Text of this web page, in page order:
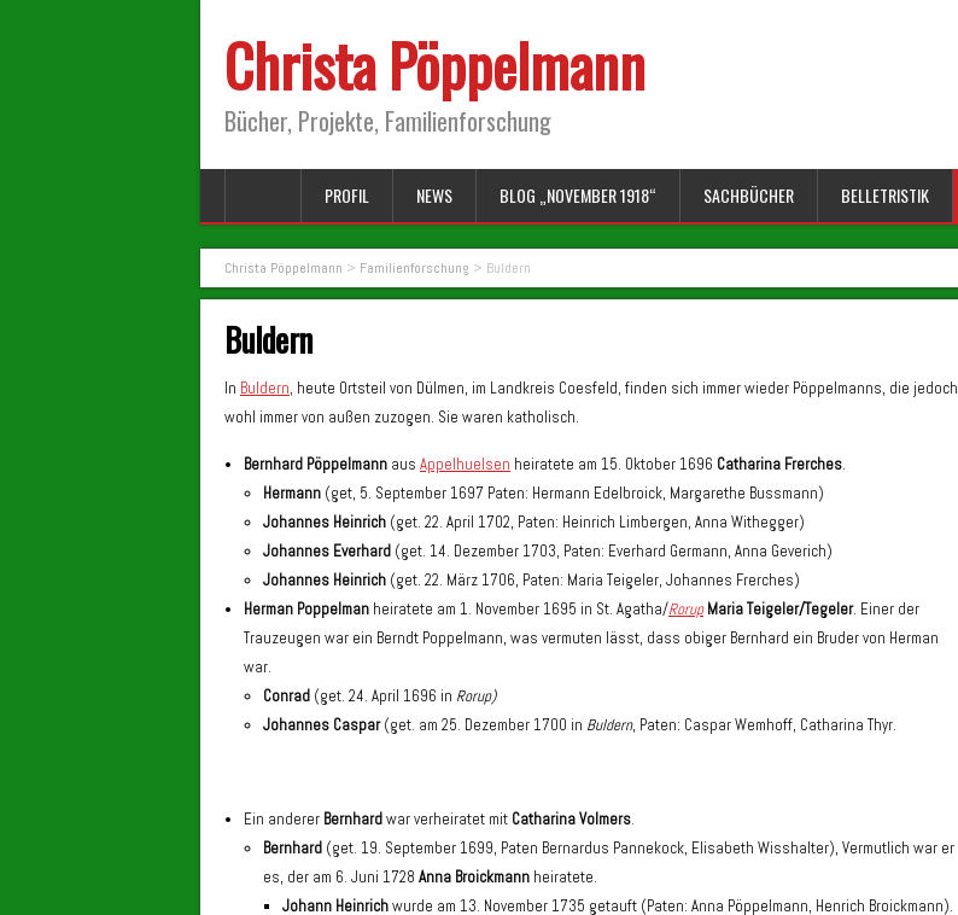
Christa Pöppelmann
Bücher, Projekte, Familienforschung
PROFIL NEWS BLOG „NOVEMBER 1918“ SACHBÜCHER BELLETRISTIK
Christa Pöppelmann > Familienforschung > Buldern
Buldern
In Buldern, heute Ortsteil von Dülmen, im Landkreis Coesfeld, finden sich immer wieder Pöppelmanns, die jedoch
wohl immer von außen zuzogen. Sie waren katholisch.
Bernhard Pöppelmann aus Appelhuelsen heiratete am 15. Oktober 1696 Catharina Frerches.
Hermann (get, 5. September 1697 Paten: Hermann Edelbroick, Margarethe Bussmann)
Johannes Heinrich (get. 22. April 1702, Paten: Heinrich Limbergen, Anna Withegger)
Johannes Everhard (get. 14. Dezember 1703, Paten: Everhard Germann, Anna Geverich)
Johannes Heinrich (get. 22. März 1706, Paten: Maria Teigeler, Johannes Frerches)
Herman Poppelman heiratete am 1. November 1695 in St. Agatha/Rorup Maria Teigeler/Tegeler. Einer der
Trauzeugen war ein Berndt Poppelmann, was vermuten lässt, dass obiger Bernhard ein Bruder von Herman
war.
Conrad (get. 24. April 1696 in Rorup)
Johannes Caspar(get. am 25. Dezember 1700 in Buldern, Paten: Caspar Wemhoff, Catharina Thyr.
Ein anderer Bernhardwar verheiratet mit Catharina Volmers.
Bernhard (get. 19. September 1699, Paten Bernardus Pannekock, Elisabeth Wisshalter), Vermutlich war er
es, der am 6. Juni 1728 Anna Broickmann heiratete.
Johann Heinrichwurde am 13. November 1735 getauft (Paten: Anna Pöppelmann, Henrich Broickmann).